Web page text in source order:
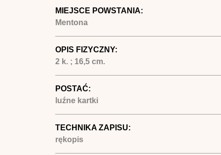
MIEJSCE POWSTANIA:
Mentona
OPIS FIZYCZNY:
2 k. ; 16,5 cm.
POSTAĆ:
luźne kartki
TECHNIKA ZAPISU:
rękopis